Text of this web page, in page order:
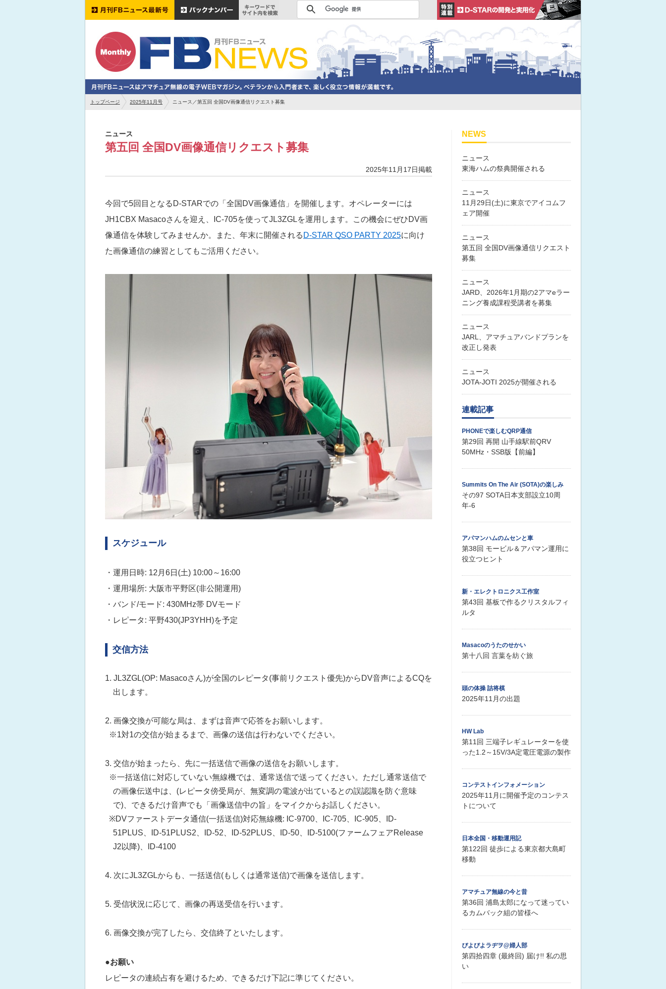
トップページ 2025年11月号 ニュース／第五回 全国DV画像通信リクエスト募集
ニュース
第五回 全国DV画像通信リクエスト募集
2025年11月17日掲載
今回で5回目となるD-STARでの「全国DV画像通信」を開催します。オペレーターには
JH1CBX Masacoさんを迎え、IC-705を使ってJL3ZGLを運用します。この機会にぜひDV画
像通信を体験してみませんか。また、年末に開催される D-STAR QSO PARTY 2025に向け
た画像通信の練習としてもご活用ください。
スケジュール
・運用日時: 12月6日(土) 10:00～16:00
・運用場所: 大阪市平野区(非公開運用)
・バンド/モード: 430MHz帯 DVモード
・レピータ: 平野430(JP3YHH)を予定
交信方法
1. JL3ZGL(OP: Masacoさん)が全国のレピータ(事前リクエスト優先)からDV音声によるCQを
出します。
2. 画像交換が可能な局は、まずは音声で応答をお願いします。
※1対1の交信が始まるまで、画像の送信は行わないでください。
3. 交信が始まったら、先に一括送信で画像の送信をお願いします。
※一括送信に対応していない無線機では、通常送信で送ってください。ただし通常送信で
の画像伝送中は、(レピータ傍受局が、無変調の電波が出ているとの誤認識を防ぐ意味
で)、できるだけ音声でも「画像送信中の旨」をマイクからお話しください。
※DVファーストデータ通信(一括送信)対応無線機: IC-9700、IC-705、IC-905、ID-
51PLUS、ID-51PLUS2、ID-52、ID-52PLUS、ID-50、ID-5100(ファームフェアRelease
J2以降)、ID-4100
4. 次にJL3ZGLからも、一括送信(もしくは通常送信)で画像を送信します。
5. 受信状況に応じて、画像の再送受信を行います。
6. 画像交換が完了したら、交信終了といたします。
●お願い
レピータの連続占有を避けるため、できるだけ下記に準じてください。
NEWS
ニュース
東海ハムの祭典開催される
ニュース
11月29日(土)に東京でアイコムフ
ェア開催
ニュース
第五回 全国DV画像通信リクエスト
募集
ニュース
JARD、2026年1月期の2アマeラー
ニング養成課程受講者を募集
ニュース
JARL、アマチュアバンドプランを
改正し発表
ニュース
JOTA-JOTI 2025が開催される
連載記事
PHONEで楽しむQRP通信
第29回 再開 山手線駅前QRV
50MHz・SSB版【前編】
Summits On The Air (SOTA)の楽しみ
その97 SOTA日本支部設立10周
年-6
アパマンハムのムセンと車
第38回 モービル＆アパマン運用に
役立つヒント
新・エレクトロニクス工作室
第43回 基板で作るクリスタルフィ
ルタ
Masacoのうたのせかい
第十八回 言葉を紡ぐ旅
頭の体操 詰将棋
2025年11月の出題
HW Lab
第11回 三端子レギュレーターを使
った1.2～15V/3A定電圧電源の製作
コンテストインフォメーション
2025年11月に開催予定のコンテス
トについて
日本全国・移動運用記
第122回 徒歩による東京都大島町
移動
アマチュア無線の今と昔
第36回 浦島太郎になって迷ってい
るカムバック組の皆様へ
ぴよぴよラヂヲ@婦人部
第四拾四章 (最終回) 届け!! 私の思
い